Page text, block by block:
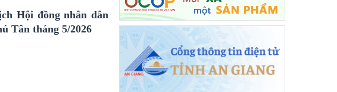
Hội đồng nhân dân
Tân tháng 5/2026